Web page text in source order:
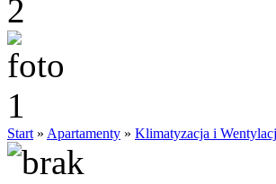
Start » Apartamenty » Klimatyzacja i